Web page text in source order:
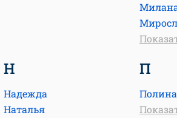
Н
Надежда
Наталья
П
Полина